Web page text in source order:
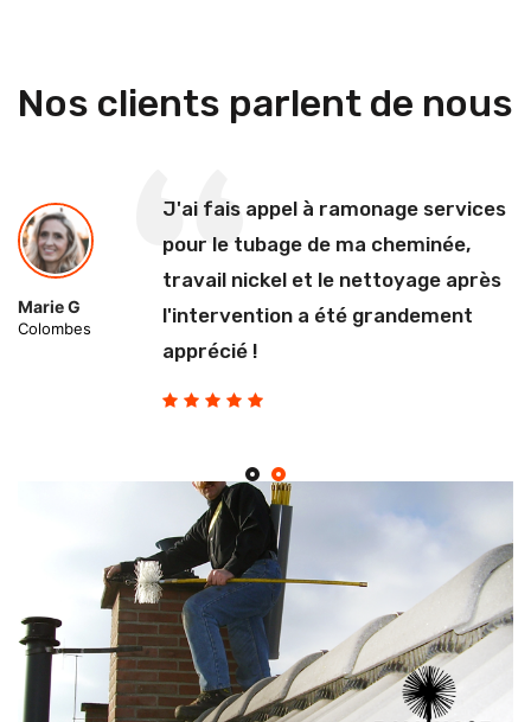
Nos clients parlent de nous
Marie G
Colombes
J'ai fais appel à ramonage services
pour le tubage de ma cheminée,
travail nickel et le nettoyage après
l'intervention a été grandement
apprécié !